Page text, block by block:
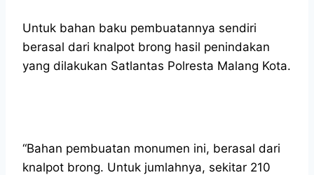
Untuk bahan baku pembuatannya sendiri
berasal dari knalpot brong hasil penindakan
yang dilakukan Satlantas Polresta Malang Kota.
“Bahan pembuatan monumen ini, berasal dari
knalpot brong. Untuk jumlahnya, sekitar 210